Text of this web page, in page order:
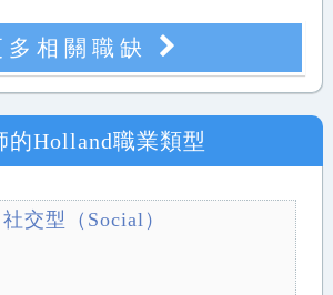
多相關職缺
的Holland職業類型
社交型（Social）